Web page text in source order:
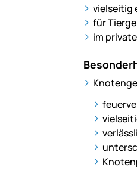
vielseitig
für
im